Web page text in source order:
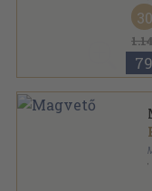
30